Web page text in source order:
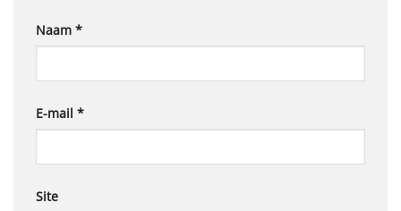
Naam *
E-mail *
Site